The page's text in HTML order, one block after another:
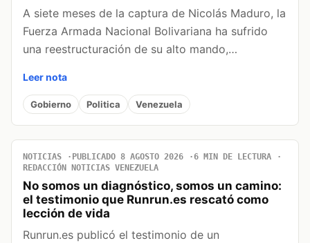
A siete meses de la captura de Nicolás Maduro, la
Fuerza Armada Nacional Bolivariana ha sufrido
una reestructuración de su alto mando,…
Leer nota
Gobierno Politica Venezuela
NOTICIAS PUBLICADO 8 AGOSTO 2026
6 MIN DE LECTURA
REDACCIÓN NOTICIAS VENEZUELA
No somos un diagnóstico, somos un camino:
el testimonio que Runrun.es rescató como
lección de vida
Runrun.es publicó el testimonio de un